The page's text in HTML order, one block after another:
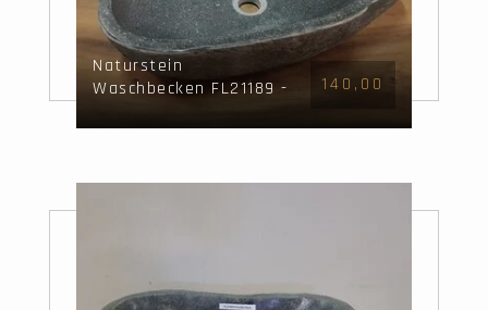
Naturstein
Waschbecken FL21189 -
44x37x15cm
140,00